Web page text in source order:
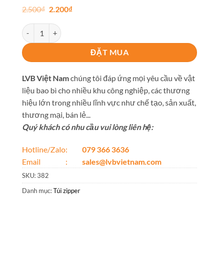
2.500₫ Giá
là:
2.500₫.
2.200₫Giá
Túi Zipper Đục Lỗ Xoài - Sự lựa chọn hoàn hảo cho bao bì sản
ĐẶT MUA
LVB Việt Namchúng tôi đáp ứng mọi yêu cầu về vật
liệu bao bì cho nhiều khu công nghiệp, các thương
hiệu lớn trong nhiều lĩnh vực như chế tạo, sản xuất,
thương mại, bán lẻ...
Quý khách có nhu cầu vui lòng liên hệ:
Hotline/Zalo:
079 366 3636
Email :
sales@lvbvietnam.com
SKU:382
Danh mục:Túi zipper